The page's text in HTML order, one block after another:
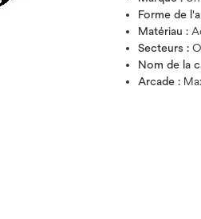
Forme de
Matériau :
Secteurs :
Nom de la
Arcade :